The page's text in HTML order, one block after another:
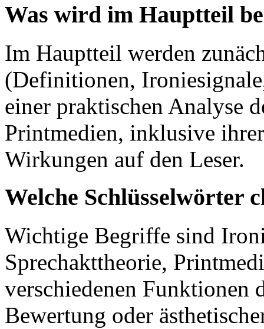
Was wird im Hauptteil
Im Hauptteil werden
(Definitionen,
einer praktischen Analyse
Printmedien, inklusive
Wirkungen auf den Leser.
Welche Schlüsselwörter
Wichtige Begriffe sind
Sprechakttheorie,
verschiedenen Funktionen
Bewertung oder